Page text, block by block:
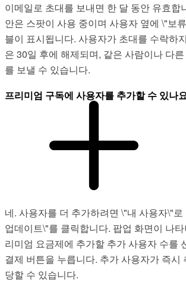
이메일로 초대를 보내면 한 달 동안 유효합
안은 스팟이 사용 중이며 사용자 옆에 \"보
블이 표시됩니다. 사용자가 초대를 수락하
은 30일 후에 해제되며, 같은 사람이나 다
를 보낼 수 있습니다.
프리미엄 구독에 사용자를 추가할 수 있나
네. 사용자를 더 추가하려면 \"내 사용자\"
업데이트\"를 클릭합니다. 팝업 화면이 나
리미엄 요금제에 추가할 추가 사용자 수를
결제 버튼을 누릅니다. 추가 사용자가 즉시
당할 수 있습니다.